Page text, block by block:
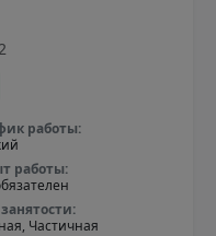
работы:
работы:
Частичная